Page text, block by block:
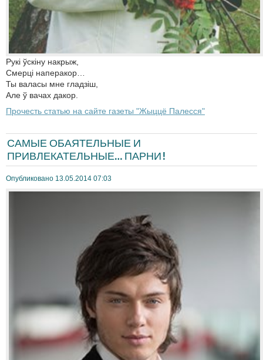
Рукі ўскіну накрыж,
Смерці наперакор…
Ты валасы мне гладзіш,
Але ў вачах дакор.
Прочесть статью на сайте газеты "Жыццё Палесся"
САМЫЕ ОБАЯТЕЛЬНЫЕ И
ПРИВЛЕКАТЕЛЬНЫЕ… ПАРНИ!
Опубликовано 13.05.2014 07:03